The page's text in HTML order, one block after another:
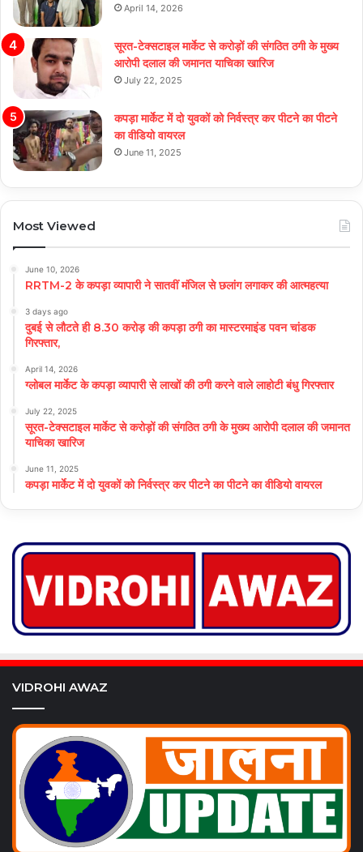
April 14, 2026
सूरत-टेक्सटाइल मार्केट से करोड़ों की संगठित ठगी के मुख्य
आरोपी दलाल की जमानत याचिका खारिज
July 22, 2025
कपड़ा मार्केट में दो युवकों को निर्वस्त्र कर पीटने का पीटने
का वीडियो वायरल
June 11, 2025
Most Viewed
June 10, 2026
RRTM-2 के कपड़ा व्यापारी ने सातवीं मंजिल से छलांग लगाकर की आत्महत्या
3 days ago
दुबई से लौटते ही 8.30 करोड़ की कपड़ा ठगी का मास्टरमाइंड पवन चांडक
गिरफ्तार,
April 14, 2026
ग्लोबल मार्केट के कपड़ा व्यापारी से लाखों की ठगी करने वाले लाहोटी बंधु गिरफ्तार
July 22, 2025
सूरत-टेक्सटाइल मार्केट से करोड़ों की संगठित ठगी के मुख्य आरोपी दलाल की जमानत
याचिका खारिज
June 11, 2025
कपड़ा मार्केट में दो युवकों को निर्वस्त्र कर पीटने का पीटने का वीडियो वायरल
VIDROHI AWAZ